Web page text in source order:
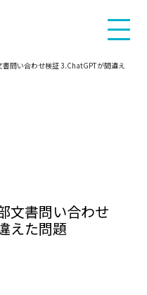
問い合わせ検証 3.ChatGPTが間違え
文書問い合わせ
えた問題